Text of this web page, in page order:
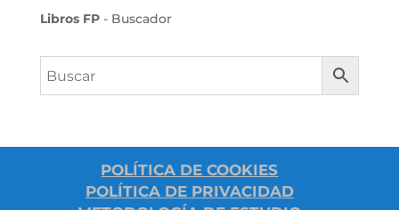
Libros FP- Buscador
POLÍTICA DE COOKIES
POLÍTICA DE PRIVACIDAD